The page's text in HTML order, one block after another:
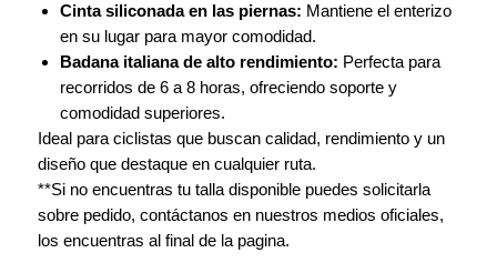
Cinta siliconada en las piernas: Mantiene el enterizo
en su lugar para mayor comodidad.
Badana italiana de alto rendimiento: Perfecta para
recorridos de 6 a 8 horas, ofreciendo soporte y
comodidad superiores.
Ideal para ciclistas que buscan calidad, rendimiento y un
diseño que destaque en cualquier ruta.
**Si no encuentras tu talla disponible puedes solicitarla
sobre pedido, contáctanos en nuestros medios oficiales,
los encuentras al final de la pagina.